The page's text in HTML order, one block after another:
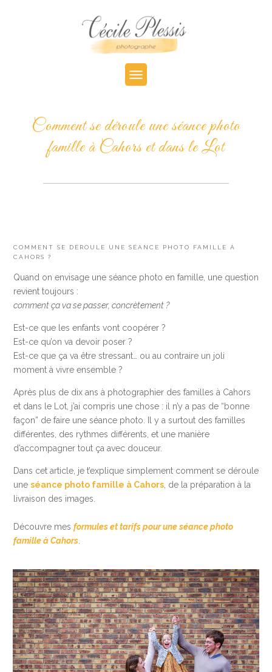
Comment se déroule une séance photo
famille à Cahors et dans le Lot
COMMENT SE DÉROULE UNE SÉANCE PHOTO FAMILLE À
CAHORS ?
Quand on envisage une séance photo en famille, une question
revient toujours :
comment ça va se passer, concrètement ?
Est-ce que les enfants vont coopérer ?
Est-ce qu’on va devoir poser ?
Est-ce que ça va être stressant… ou au contraire un joli
moment à vivre ensemble ?
Après plus de dix ans à photographier des familles à Cahors
et dans le Lot, j’ai compris une chose : il n’y a pas de “bonne
façon” de faire une séance photo. Il y a surtout des familles
différentes, des rythmes différents, et une manière
d’accompagner tout ça avec douceur.
Dans cet article, je t’explique simplement comment se déroule
une séance photo famille à Cahors , de la préparation à la
livraison des images.
Découvre mes formules et tarifs pour une séance photo
famille à Cahors